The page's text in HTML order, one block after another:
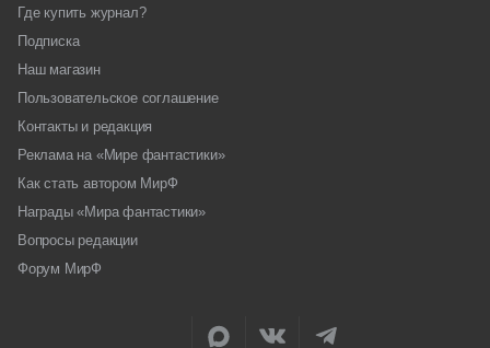
Где купить журнал?
Подписка
Наш магазин
Пользовательское соглашение
Контакты и редакция
Реклама на «Мире фантастики»
Как стать автором МирФ
Награды «Мира фантастики»
Вопросы редакции
Форум МирФ